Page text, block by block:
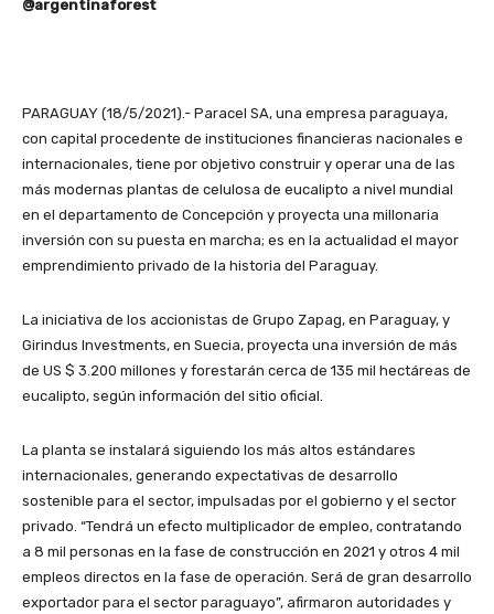
@argentinaforest
PARAGUAY (18/5/2021).- Paracel SA, una empresa paraguaya,
con capital procedente de instituciones financieras nacionales e
internacionales, tiene por objetivo construir y operar una de las
más modernas plantas de celulosa de eucalipto a nivel mundial
en el departamento de Concepción y proyecta una millonaria
inversión con su puesta en marcha; es en la actualidad el mayor
emprendimiento privado de la historia del Paraguay.
La iniciativa de los accionistas de Grupo Zapag, en Paraguay, y
Girindus Investments, en Suecia, proyecta una inversión de más
de US $ 3.200 millones y forestarán cerca de 135 mil hectáreas de
eucalipto, según información del sitio oficial.
La planta se instalará siguiendo los más altos estándares
internacionales, generando expectativas de desarrollo
sostenible para el sector, impulsadas por el gobierno y el sector
privado. “Tendrá un efecto multiplicador de empleo, contratando
a 8 mil personas en la fase de construcción en 2021 y otros 4 mil
empleos directos en la fase de operación. Será de gran desarrollo
exportador para el sector paraguayo”, afirmaron autoridades y